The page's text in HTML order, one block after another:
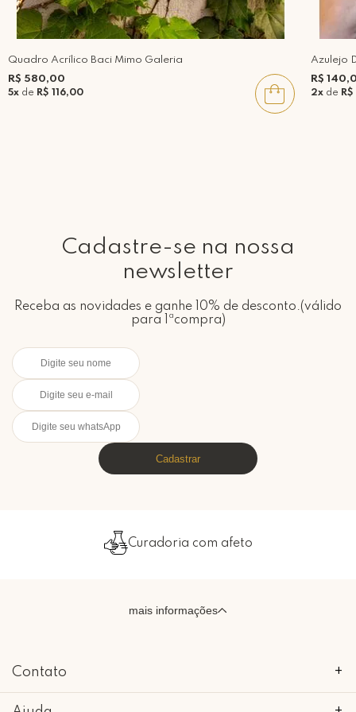
Quadro Acrílico Baci Mimo Galeria
R$ 580,00
5x de R$ 116,00
Azulejo
R$
2xde
Cadastre-se na nossa
newsletter
Receba as novidades e ganhe 10% de desconto.(válido
para 1ªcompra)
Cadastrar
Curadoria com afeto
mais informações
Contato +